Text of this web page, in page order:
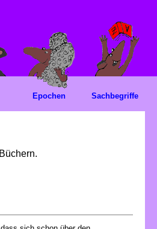
Epochen Sachbegriffe